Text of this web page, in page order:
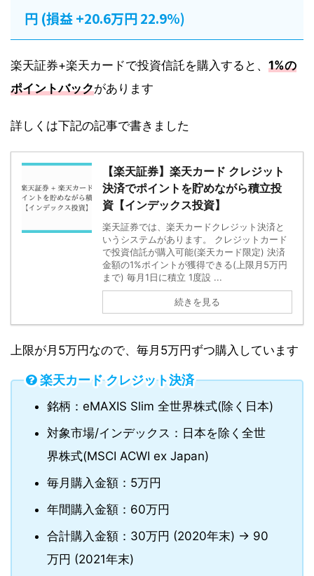
円 (損益 +20.6万円 22.9%)
楽天証券+楽天カードで投資信託を購入すると、 1%の
ポイントバックがあります
詳しくは下記の記事で書きました
【楽天証券】楽天カード クレジット
決済でポイントを貯めながら積立投
資【インデックス投資】
楽天証券では、楽天カードクレジット決済と
いうシステムがあります。 クレジットカード
で投資信託が購入可能(楽天カード限定) 決済
金額の1%ポイントが獲得できる(上限月5万円
まで) 毎月1日に積立 1度設 ...
続きを見る
上限が月5万円なので、毎月5万円ずつ購入しています
楽天カード クレジット決済
銘柄：eMAXIS Slim 全世界株式(除く日本)
対象市場/インデックス：日本を除く全世
界株式(MSCI ACWI ex Japan)
毎月購入金額：5万円
年間購入金額：60万円
合計購入金額：30万円 (2020年末) → 90
万円 (2021年末)